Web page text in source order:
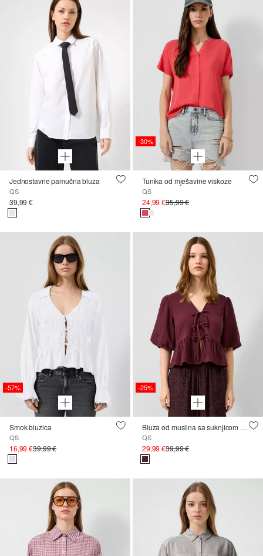
Jednostavne pamučna bluza
QS
39,99 €
-30%
Tunika od mješavine viskoze
QS
24,99 €35,99 €
-57%
Smok bluzica
QS
16,99 €39,99 €
-25%
Bluza od muslina sa suknjicom i balonskim rukavima
QS
29,99 €39,99 €